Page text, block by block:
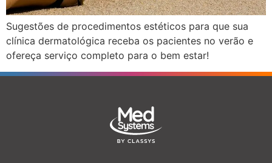
Sugestões de procedimentos estéticos para que sua
clínica dermatológica receba os pacientes no verão e
ofereça serviço completo para o bem estar!